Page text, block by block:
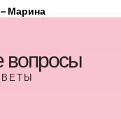
– Марина
вопросы